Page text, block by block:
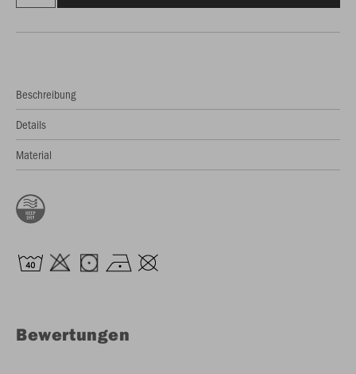
Beschreibung
Details
Material
Bewertungen